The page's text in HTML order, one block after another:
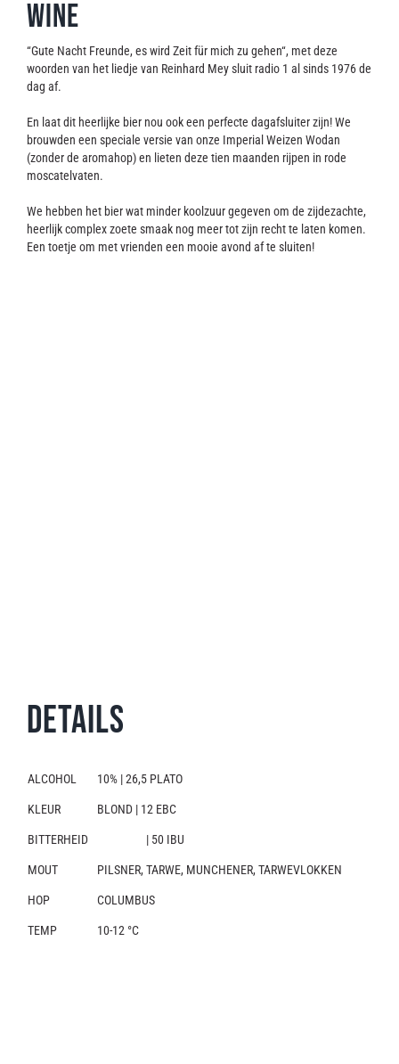
Contact
Wine
“Gute Nacht Freunde, es wird Zeit für mich zu gehen“, met deze
woorden van het liedje van Reinhard Mey sluit radio 1 al sinds 1976 de
dag af.
En laat dit heerlijke bier nou ook een perfecte dagafsluiter zijn! We
brouwden een speciale versie van onze Imperial Weizen Wodan
(zonder de aromahop) en lieten deze tien maanden rijpen in rode
moscatelvaten.
We hebben het bier wat minder koolzuur gegeven om de zijdezachte,
heerlijk complex zoete smaak nog meer tot zijn recht te laten komen.
Een toetje om met vrienden een mooie avond af te sluiten!
Details
ALCOHOL 10% | 26,5 PLATO
KLEUR BLOND | 12 EBC
BITTERHEID | 50 IBU
MOUT PILSNER, TARWE, MUNCHENER, TARWEVLOKKEN
HOP COLUMBUS
TEMP 10-12 °C